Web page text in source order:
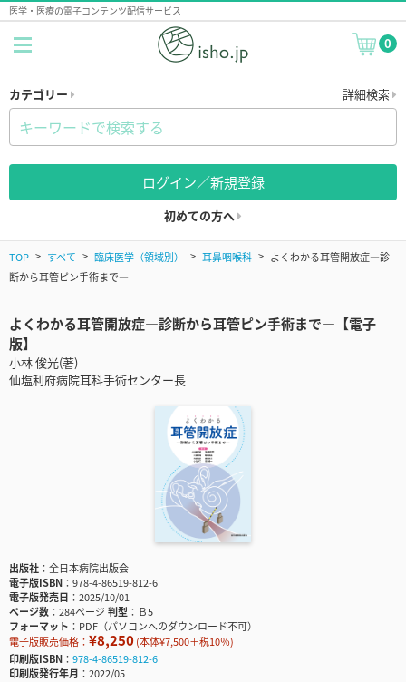
医学・医療の電子コンテンツ配信サービス
0
カテゴリー 詳細検索
ログイン／新規登録
初めての方へ
TOP すべて 臨床医学（領域別） 耳鼻咽喉科
よくわかる耳管開放症―診
断から耳管ピン手術まで―
よくわかる耳管開放症―診断から耳管ピン手術まで―【電子
版】
小林 俊光(著)
仙塩利府病院耳科手術センター長
出版社
全日本病院出版会
電子版ISBN
978-4-86519-812-6
電子版発売日
2025/10/01
ページ数
284ページ判型
Ｂ5
フォーマット
PDF（パソコンへのダウンロード不可）
電子版販売価格： ¥8,250(本体¥7,500＋税10％)
印刷版ISBN
978-4-86519-812-6
印刷版発行年月
2022/05